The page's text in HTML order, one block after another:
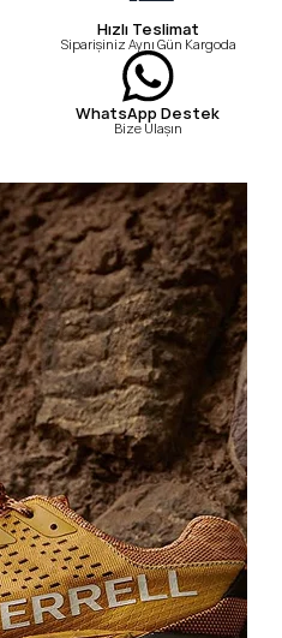
Hızlı Teslimat
Siparişiniz Aynı Gün Kargoda
WhatsApp Destek
Bize Ulaşın